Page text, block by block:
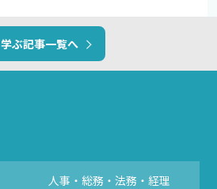
学ぶ記事一覧へ
人事・総務・法務・経理